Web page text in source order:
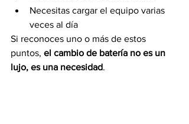
Necesitas cargar el equipo varias
veces al día
Si reconoces uno o más de estos
puntos, el cambio de batería no es un
lujo, es una necesidad.